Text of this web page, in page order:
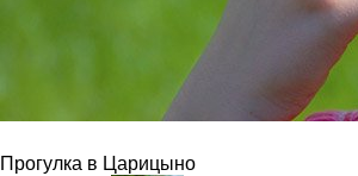
Прогулка в Царицыно